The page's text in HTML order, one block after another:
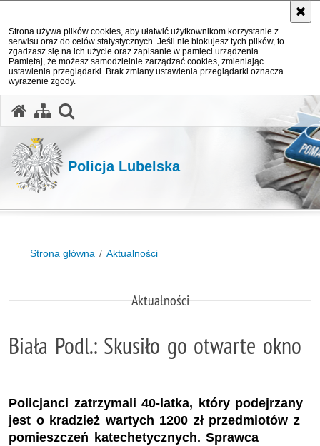
Strona używa plików cookies, aby ułatwić użytkownikom korzystanie z
serwisu oraz do celów statystycznych. Jeśli nie blokujesz tych plików, to
zgadzasz się na ich użycie oraz zapisanie w pamięci urządzenia.
Pamiętaj, że możesz samodzielnie zarządzać cookies, zmieniając
ustawienia przeglądarki. Brak zmiany ustawienia przeglądarki oznacza
wyrażenie zgody.
Policja Lubelska
Strona główna Aktualności
Aktualności
Biała Podl.: Skusiło go otwarte okno
Policjanci zatrzymali 40-latka, który podejrzany
jest o kradzież wartych 1200 zł przedmiotów z
pomieszczeń katechetycznych. Sprawca